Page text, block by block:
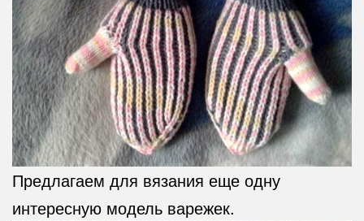
Предлагаем для вязания еще одну
интересную модель варежек.